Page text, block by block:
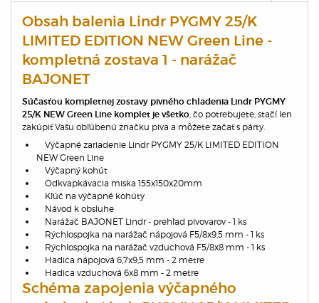
Obsah balenia Lindr PYGMY 25/K
LIMITED EDITION NEW Green Line -
kompletná zostava 1 - narážač
BAJONET
Súčasťou kompletnej zostavy pivného chladenia Lindr PYGMY
25/K NEW Green Line komplet je všetko , čo potrebujete, stačí len
zakúpiť Vašu obľúbenú značku piva a môžete začať s párty.
Výčapné zariadenie Lindr PYGMY 25/K LIMITED EDITION
NEW Green Line
Výčapný kohút
Odkvapkávacia miska 155x150x20mm
Kľúč na výčapné kohúty
Návod k obsluhe
Narážač BAJONET Lindr - prehľad pivovarov - 1 ks
Rýchlospojka na narážač nápojová F5/8x9,5 mm - 1 ks
Rýchlospojka na narážač vzduchová F5/8x8 mm - 1 ks
Hadica nápojová 6,7x9,5 mm - 2 metre
Hadica vzduchová 6x8 mm - 2 metre
Schéma zapojenia výčapného